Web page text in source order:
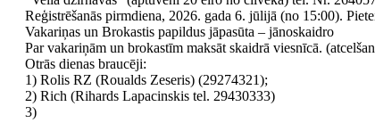
Reģistrēšanās pirmdiena, 2026. gada 6. jūlijā (no 15:00).
Vakariņas un Brokastis papildus jāpasūta – jānoskaidro
Par vakariņām un brokastīm maksāt skaidrā viesnīcā.
Otrās dienas braucēji:
1) Rolis RZ (Roualds Zeseris) (29274321);
2) Rich (Rihards Lapacinskis tel. 29430333)
3)